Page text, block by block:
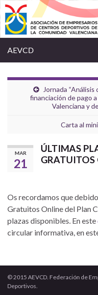
AEVCD
Jornada
financiación de pago
Valenciana y
Carta al
MAR
21
ÚLTIMAS
GRATUITOS
Os recordamos que
Gratuitos Online del Plan
plazas disponibles. En este
circular informativa, en
© 2015 AEVCD. Federación de
Deportivos.